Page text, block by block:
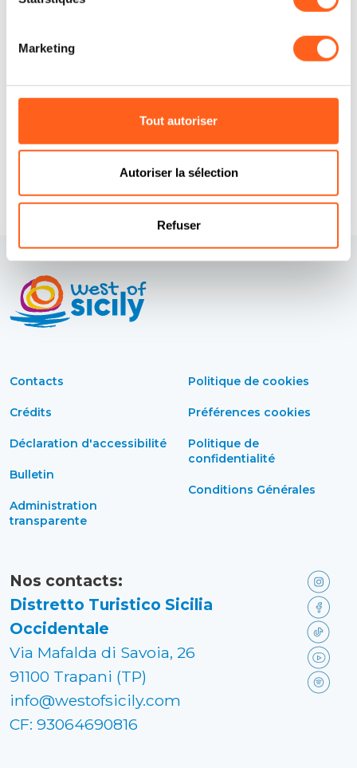
Marketing
Tout autoriser
Autoriser la sélection
Refuser
Contacts
Crédits
Déclaration d'accessibilité
Bulletin
Administration
transparente
Politique de cookies
Préférences cookies
Politique de
confidentialité
Conditions Générales
Nos contacts:
Distretto Turistico Sicilia
Occidentale
Via Mafalda di Savoia, 26
91100 Trapani (TP)
info@westofsicily.com
CF: 93064690816